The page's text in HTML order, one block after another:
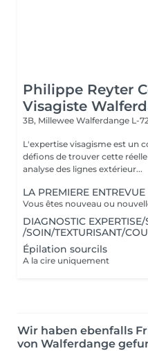
Philippe Reyter
Visagiste
3B, Millewee Walferdange L-
L'expertise visagisme est un
défions de trouver cette
analyse des lignes extérieur...
LA PREMIERE ENTREVUE
DIAGNOSTIC
/SOIN/TEXTURISANT/
Épilation sourcils
A la cire uniquement
Wir haben ebenfalls
von Walferdange